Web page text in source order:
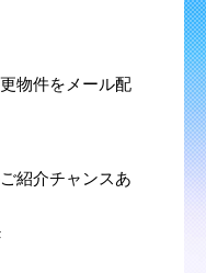
物件をメール配
紹介チャンスあ